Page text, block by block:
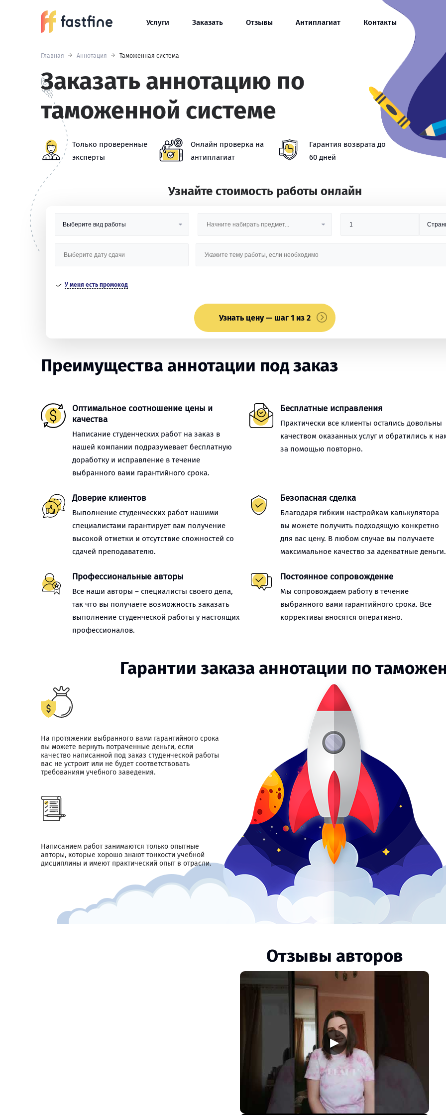
Услуги Заказать Отзывы Антиплагиат Контакты
Главная Аннотация Таможенная система
Заказать аннотацию по
таможенной системе
Только проверенные
эксперты
Онлайн проверка на
антиплагиат
Гарантия возврата до
60 дней
Узнайте стоимость работы онлайн
У меня есть промокод
Узнать цену — шаг 1 из 2
Преимущества аннотации под заказ
Оптимальное соотношение цены и
качества
Написание студенческих работ на заказ в
нашей компании подразумевает бесплатную
доработку и исправление в течение
выбранного вами гарантийного срока.
Бесплатные исправления
Практически все клиенты остались довольны
качеством оказанных услуг и обратились к
за помощью повторно.
Доверие клиентов
Выполнение студенческих работ нашими
специалистами гарантирует вам получение
высокой отметки и отсутствие сложностей со
сдачей преподавателю.
Безопасная сделка
Благодаря гибким настройкам калькулятора
вы можете получить подходящую конкретно
для вас цену. В любом случае вы получаете
максимальное качество за адекватные деньги.
Профессиональные авторы
Все наши авторы – специалисты своего дела,
так что вы получаете возможность заказать
выполнение студенческой работы у настоящих
профессионалов.
Постоянное сопровождение
Мы сопровождаем работу в течение
выбранного вами гарантийного срока. Все
коррективы вносятся оперативно.
Гарантии заказа аннотации по
На протяжении выбранного вами гарантийного срока
вы можете вернуть потраченные деньги, если
качество написанной под заказ студенческой работы
вас не устроит или не будет соответствовать
требованиям учебного заведения.
Написанием работ занимаются только опытные
авторы, которые хорошо знают тонкости учебной
дисциплины и имеют практический опыт в отрасли.
Отзывы авторов
▶